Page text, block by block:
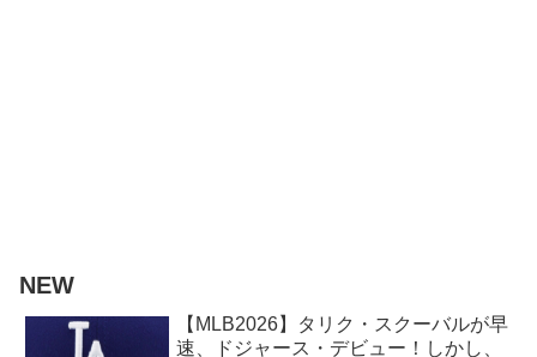
NEW
【MLB2026】タリク・スクーバルが早
速、ドジャース・デビュー！しかし、